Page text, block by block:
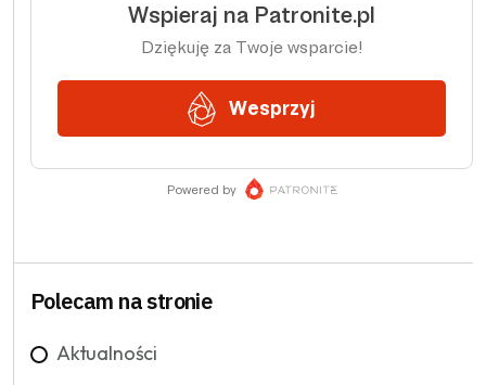
Polecam na stronie
Aktualności